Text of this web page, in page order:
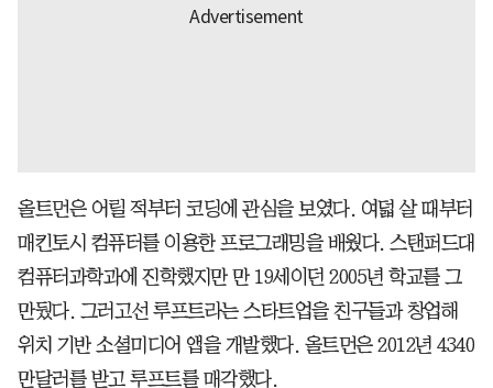
올트먼은 어릴 적부터 코딩에 관심을 보였다. 여덟 살 때부터
매킨토시 컴퓨터를 이용한 프로그래밍을 배웠다. 스탠퍼드대
컴퓨터과학과에 진학했지만 만 19세이던 2005년 학교를 그
만뒀다. 그러고선 루프트라는 스타트업을 친구들과 창업해
위치 기반 소셜미디어 앱을 개발했다. 올트먼은 2012년 4340
만달러를 받고 루프트를 매각했다.